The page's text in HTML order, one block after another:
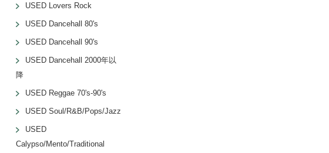
USED Lovers Rock
USED Dancehall 80's
USED Dancehall 90's
USED Dancehall 2000年以
降
USED Reggae 70's-90's
USED Soul/R&B/Pops/Jazz
USED
Calypso/Mento/Traditional